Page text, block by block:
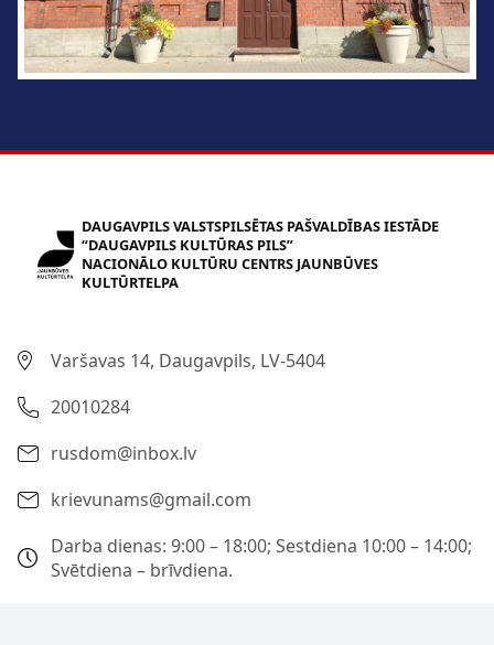
DAUGAVPILS VALSTSPILSĒTAS PAŠVALDĪBAS IESTĀDE
“DAUGAVPILS KULTŪRAS PILS”
NACIONĀLO KULTŪRU CENTRS JAUNBŪVES
KULTŪRTELPA
Varšavas 14, Daugavpils, LV-5404
20010284
rusdom@inbox.lv
krievunams@gmail.com
Darba dienas: 9:00 – 18:00; Sestdiena 10:00 – 14:00;
Svētdiena – brīvdiena.